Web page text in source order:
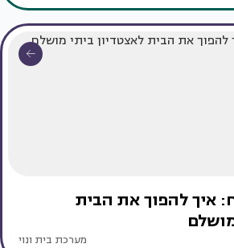
איך להפוך את הבית
מערכת בית ונוי